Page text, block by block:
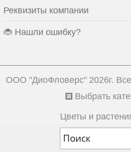
Реквизиты компании
🐞 Нашли ошибку?
ООО "ДиоФловерс" 2026г.
Выбрать
Цветы и